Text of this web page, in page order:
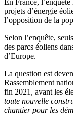
En France,
projets d’énergie
l’opposition de la
Selon l’enquête,
des parcs éoliens
d’Europe.
La question est
Rassemblement
fin 2021, avant les
toute nouvelle
chantier pour les